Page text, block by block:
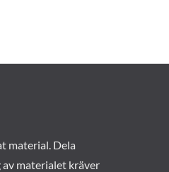
material. Dela
materialet kräver